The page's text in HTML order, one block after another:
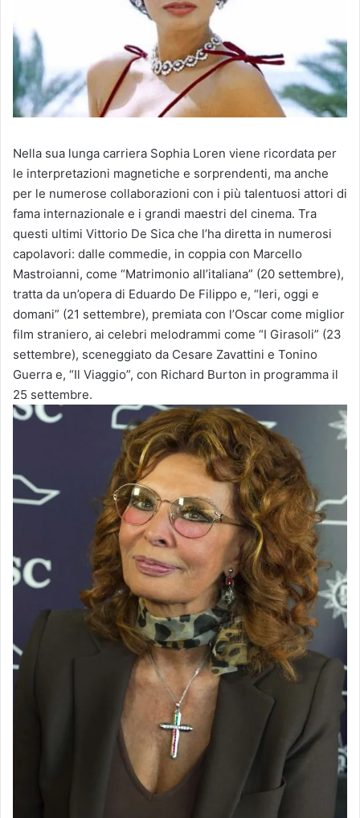
Nella sua lunga carriera Sophia Loren viene ricordata per
le interpretazioni magnetiche e sorprendenti, ma anche
per le numerose collaborazioni con i più talentuosi attori di
fama internazionale e i grandi maestri del cinema. Tra
questi ultimi Vittorio De Sica che l’ha diretta in numerosi
capolavori: dalle commedie, in coppia con Marcello
Mastroianni, come “Matrimonio all’italiana” (20 settembre),
tratta da un’opera di Eduardo De Filippo e, “Ieri, oggi e
domani” (21 settembre), premiata con l’Oscar come miglior
film straniero, ai celebri melodrammi come “I Girasoli” (23
settembre), sceneggiato da Cesare Zavattini e Tonino
Guerra e, “Il Viaggio”, con Richard Burton in programma il
25 settembre.